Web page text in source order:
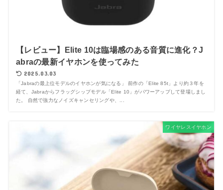
【レビュー】Elite 10は臨場感のある音質に進化？J
abraの最新イヤホンを使ってみた
2025.03.03
「Jabraの最上位モデルのイヤホンが気になる」 前作の「Elite 85t」より約３年を
経て、Jabraからフラッグシップモデル「Elite 10」がパワーアップして登場しまし
た。 自然で強力なノイズキャンセリングや、...
ワイヤレスイヤホン